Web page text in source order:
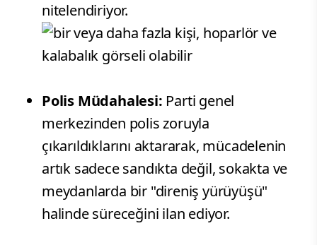
nitelendiriyor.
Polis Müdahalesi: Parti genel
merkezinden polis zoruyla
çıkarıldıklarını aktararak, mücadelenin
artık sadece sandıkta değil, sokakta ve
meydanlarda bir "direniş yürüyüşü"
halinde süreceğini ilan ediyor.